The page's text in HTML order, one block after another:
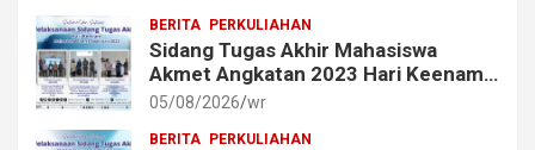
BERITA PERKULIAHAN
Sidang Tugas Akhir Mahasiswa
Akmet Angkatan 2023 Hari Keenam
Berlangsung Lancar
05/08/2026 wr
BERITA PERKULIAHAN